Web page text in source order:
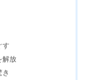
す
解放